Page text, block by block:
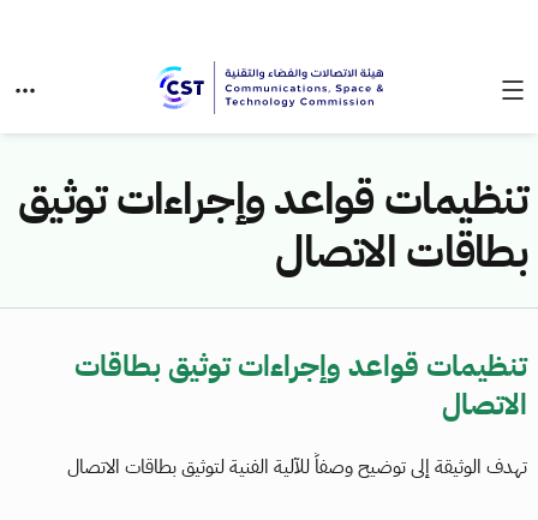
تنظيمات قواعد وإجراءات توثيق
بطاقات الاتصال
تنظيمات قواعد وإجراءات توثيق بطاقات
الاتصال
تهدف الوثيقة إلى توضيح وصفاً للآلية الفنية لتوثيق بطاقات الاتصال